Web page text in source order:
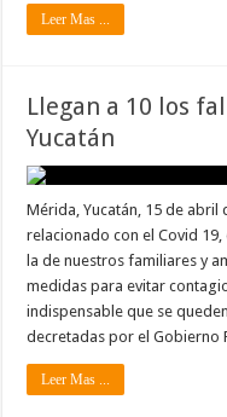
Leer Mas ...
Llegan a 10 los
Yucatán
Mérida, Yucatán, 15 de
relacionado con el Covid
la de nuestros familiares y
medidas para evitar
indispensable que se
decretadas por el Gobierno
Leer Mas ...